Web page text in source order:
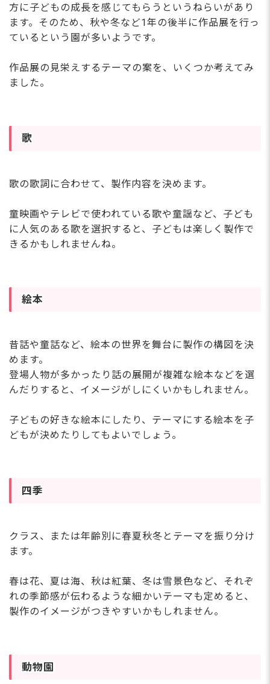
方に子どもの成長を感じてもらうというねらいがあり
ます。そのため、秋や冬など1年の後半に作品展を行っ
ているという園が多いようです。
作品展の見栄えするテーマの案を、いくつか考えてみ
ました。
歌
歌の歌詞に合わせて、製作内容を決めます。
童映画やテレビで使われている歌や童謡など、子ども
に人気のある歌を選択すると、子どもは楽しく製作で
きるかもしれませんね。
絵本
昔話や童話など、絵本の世界を舞台に製作の構図を決
めます。
登場人物が多かったり話の展開が複雑な絵本などを選
んだりすると、イメージがしにくいかもしれません。
子どもの好きな絵本にしたり、テーマにする絵本を子
どもが決めたりしてもよいでしょう。
四季
クラス、または年齢別に春夏秋冬とテーマを振り分け
ます。
春は花、夏は海、秋は紅葉、冬は雪景色など、それぞ
れの季節感が伝わるような細かいテーマも定めると、
製作のイメージがつきやすいかもしれません。
動物園